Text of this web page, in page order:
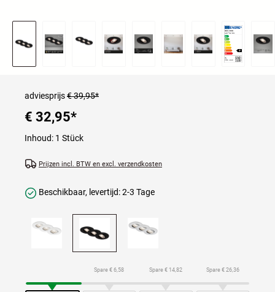
adviesprijs€ 39,95*
€ 32,95*
Inhoud: 1 Stück
Prijzen incl. BTW en excl. verzendkosten
Beschikbaar, levertijd: 2-3 Tage
Spare € 6,58 Spare € 14,82 Spare € 26,36